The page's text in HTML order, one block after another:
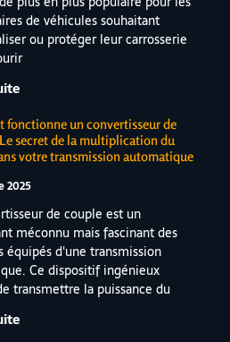
de véhicules souhaitant
ou protéger leur carrosserie
fonctionne un convertisseur de
secret de la multiplication du
votre transmission automatique
2025
de couple est un
méconnu mais fascinant des
équipés d'une transmission
Ce dispositif ingénieux
transmettre la puissance du